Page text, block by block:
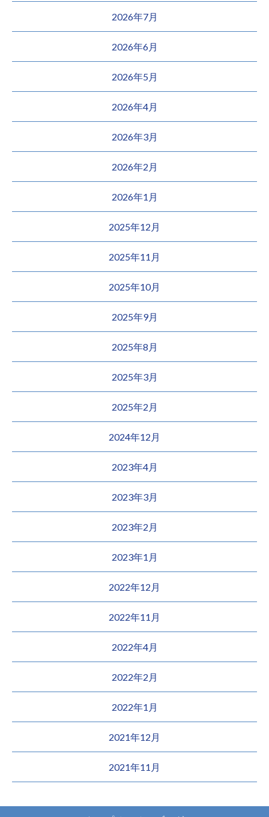
2026年7月
2026年6月
2026年5月
2026年4月
2026年3月
2026年2月
2026年1月
2025年12月
2025年11月
2025年10月
2025年9月
2025年8月
2025年3月
2025年2月
2024年12月
2023年4月
2023年3月
2023年2月
2023年1月
2022年12月
2022年11月
2022年4月
2022年2月
2022年1月
2021年12月
2021年11月